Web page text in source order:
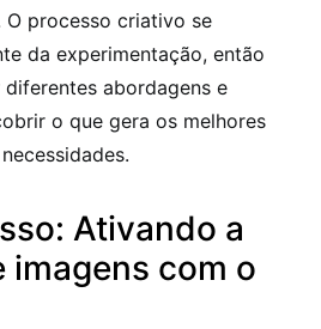
processo criativo se
da experimentação, então
abordagens e
o que gera os melhores
Ativando a
imagens com o